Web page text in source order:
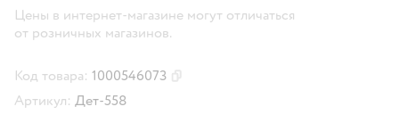
Цены в интернет-магазине могут отличаться
от розничных магазинов.
Код товара: 1000546073
Артикул: Дет-558